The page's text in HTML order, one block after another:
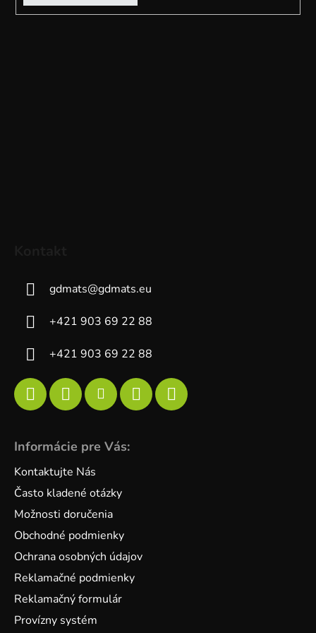
gdmats@gdmats.eu
+421 903 69 22 88
+421 903 69 22 88
Informácie pre Vás:
Kontaktujte Nás
Často kladené otázky
Možnosti doručenia
Obchodné podmienky
Ochrana osobných údajov
Reklamačné podmienky
Reklamačný formulár
Provízny systém